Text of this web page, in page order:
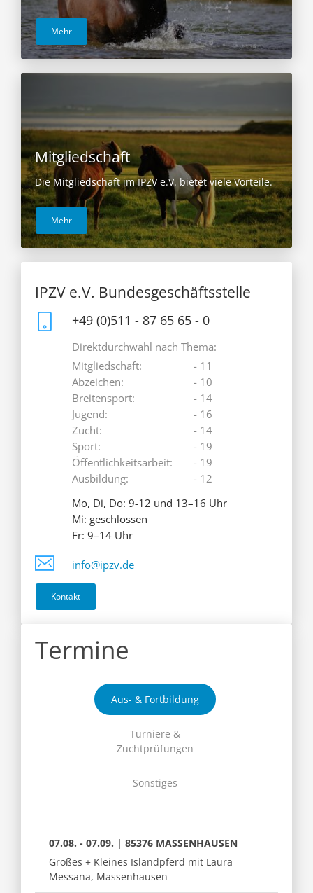
Mehr
Mitgliedschaft
Die Mitgliedschaft im IPZV e.V. bietet viele Vorteile.
Mehr
IPZV e.V. Bundesgeschäftsstelle
+49 (0)511 - 87 65 65 - 0
Direktdurchwahl nach Thema:
Mitgliedschaft:
Abzeichen:
Breitensport:
Jugend:
Zucht:
Sport:
Öffentlichkeitsarbeit:
Ausbildung:
- 11
- 10
- 14
- 16
- 14
- 19
- 19
- 12
Mo, Di, Do: 9-12 und 13–16 Uhr
Mi: geschlossen
Fr: 9–14 Uhr
info@ipzv.de
Kontakt
Termine
Aus- & Fortbildung
Turniere &
Zuchtprüfungen
Sonstiges
07.08. - 07.09. | 85376 MASSENHAUSEN
Großes + Kleines Islandpferd mit Laura
Messana, Massenhausen